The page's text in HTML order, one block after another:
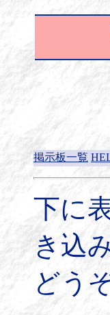
掲示板一覧
下に
き込
どう